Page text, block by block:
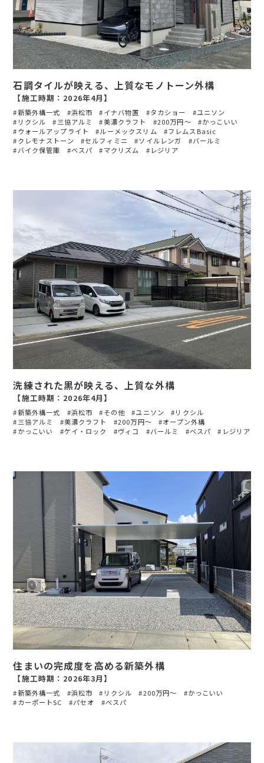
石調タイルが映える、上質なモノトーン外構
【施工時期：2026年4月】
新築外構一式 浜松市 イナバ物置 タカショー
ユニソン
リクシル
三協アルミ 美濃クラフト 200万円〜
かっこいい
ウォールアップライト
ルーメックスリム
フレムスBasic
クレモナストーン
セルフィミニ ソイルレンガ
バールミ
バイク保管庫
ベスパ マクリズム レジリア
洗練された黒が映える、上質な外構
【施工時期：2026年4月】
新築外構一式 浜松市 その他 ユニソン
リクシル
三協アルミ
美濃クラフト 200万円〜
オープン外構
かっこいい
ケイ・ロック ヴィコ バールミ ベスパ レジリア
住まいの完成度を高める新築外構
【施工時期：2026年3月】
新築外構一式 浜松市 リクシル 200万円〜
かっこいい
カーポートSC
パセオ ベスパ